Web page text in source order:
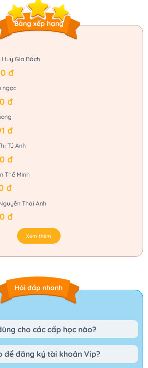
Bảng xếp hạng
Huy Gia Bách
đ
ngọc
đ
đ
Tú Anh
đ
Thế Minh
đ
Thái Anh
đ
Xem thêm
Hỏi đáp nhanh
cho các cấp học nào?
để đăng ký tài khoản Vip?